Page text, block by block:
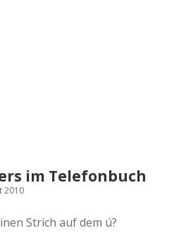
im Telefonbuch
2010
Strich auf dem ú?